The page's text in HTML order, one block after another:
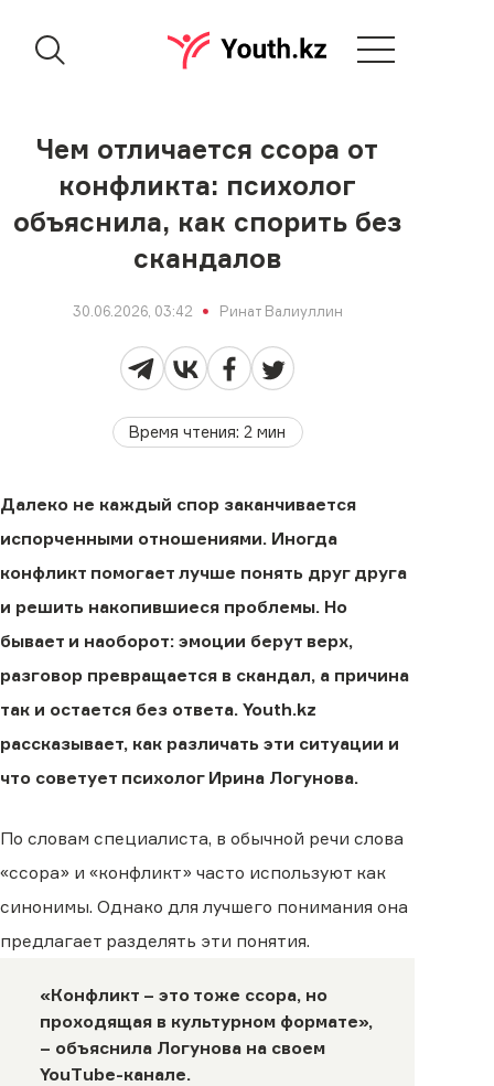
Чем отличается ссора от
конфликта: психолог
объяснила, как спорить без
скандалов
30.06.2026, 03:42 Ринат Валиуллин
Время чтения:2 мин
Далеко не каждый спор заканчивается
испорченными отношениями. Иногда
конфликт помогает лучше понять друг друга
и решить накопившиеся проблемы. Но
бывает и наоборот: эмоции берут верх,
разговор превращается в скандал, а причина
так и остается без ответа. Youth.kz
рассказывает, как различать эти ситуации и
что советует психолог Ирина Логунова.
По словам специалиста, в обычной речи слова
«ссора» и «конфликт» часто используют как
синонимы. Однако для лучшего понимания она
предлагает разделять эти понятия.
«Конфликт – это тоже ссора, но
проходящая в культурном формате»,
– объяснила Логунова на своем
YouTube-канале.